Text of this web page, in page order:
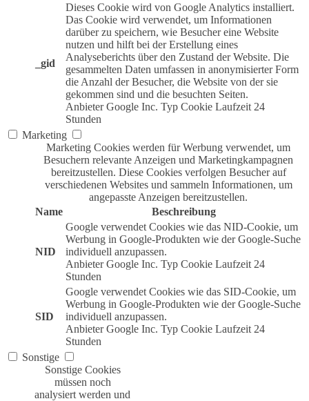
_gid
Dieses Cookie wird von Google Analytics installiert.
Das Cookie wird verwendet, um Informationen
darüber zu speichern, wie Besucher eine Website
nutzen und hilft bei der Erstellung eines
Analyseberichts über den Zustand der Website. Die
gesammelten Daten umfassen in anonymisierter Form
die Anzahl der Besucher, die Website von der sie
gekommen sind und die besuchten Seiten.
Anbieter Google Inc. Typ Cookie Laufzeit 24
Stunden
Marketing
Marketing Cookies werden für Werbung verwendet, um
Besuchern relevante Anzeigen und Marketingkampagnen
bereitzustellen. Diese Cookies verfolgen Besucher auf
verschiedenen Websites und sammeln Informationen, um
angepasste Anzeigen bereitzustellen.
Name
Beschreibung
NID
Google verwendet Cookies wie das NID-Cookie, um
Werbung in Google-Produkten wie der Google-Suche
individuell anzupassen.
Anbieter Google Inc. Typ Cookie Laufzeit 24
Stunden
SID
Google verwendet Cookies wie das SID-Cookie, um
Werbung in Google-Produkten wie der Google-Suche
individuell anzupassen.
Anbieter Google Inc. Typ Cookie Laufzeit 24
Stunden
Sonstige
Sonstige Cookies
müssen noch
analysiert werden und